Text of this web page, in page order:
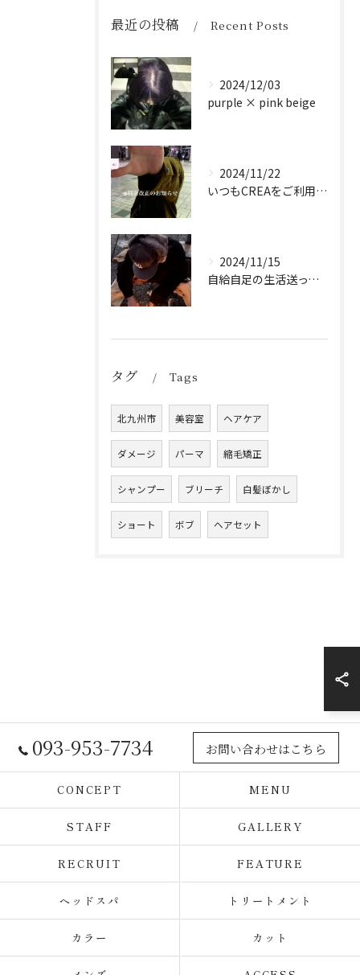
最近の投稿 Recent Posts
2024/12/03
purple × pink beige
2024/11/22
いつもCREAをご利用頂き誠に有難う御座います！
2024/11/15
自給自足の生活送ってます
タグ Tags
北九州市 美容室 ヘアケア
ダメージ パーマ 縮毛矯正
シャンプー ブリーチ 白髪ぼかし
ショート ボブ ヘアセット
093-953-7734 お問い合わせはこちら
CONCEPT MENU
STAFF GALLERY
RECRUIT FEATURE
ヘッドスパ トリートメント
カラー カット